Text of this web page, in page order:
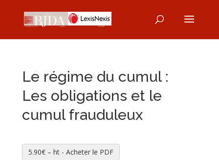
Le régime du cumul :
Les obligations et le
cumul frauduleux
5.90€ – ht - Acheter le PDF